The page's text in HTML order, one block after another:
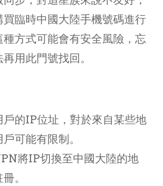
臨時中國大陸手機號碼進行
方式可能會有安全風險，忘
用此門號找回。
的IP位址，對於來自某些地
可能有限制。
將IP切換至中國大陸的地
。